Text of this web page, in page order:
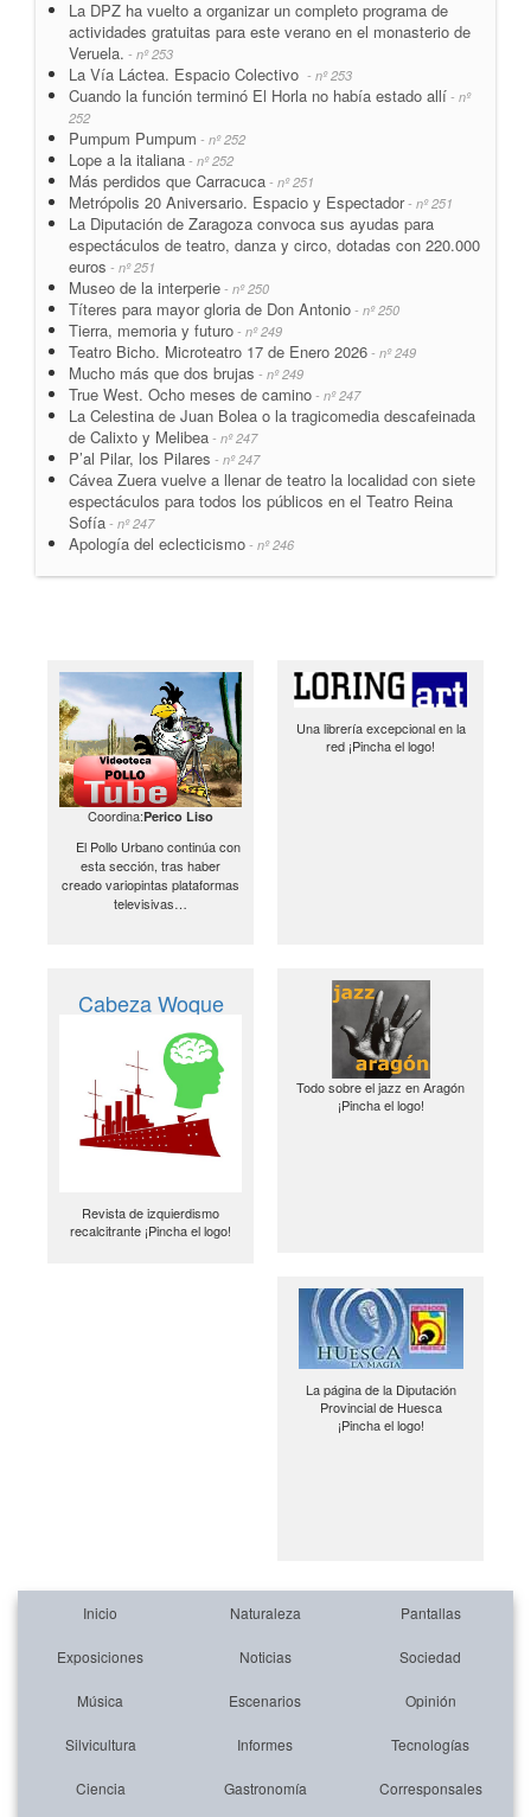
La DPZ ha vuelto a organizar un completo programa de
actividades gratuitas para este verano en el monasterio de
Veruela. - nº 253
La Vía Láctea. Espacio Colectivo - nº 253
Cuando la función terminó El Horla no había estado allí - nº
252
Pumpum Pumpum - nº 252
Lope a la italiana - nº 252
Más perdidos que Carracuca - nº 251
Metrópolis 20 Aniversario. Espacio y Espectador- nº 251
La Diputación de Zaragoza convoca sus ayudas para
espectáculos de teatro, danza y circo, dotadas con 220.000
euros - nº 251
Museo de la interperie - nº 250
Títeres para mayor gloria de Don Antonio - nº 250
Tierra, memoria y futuro - nº 249
Teatro Bicho. Microteatro 17 de Enero 2026 - nº 249
Mucho más que dos brujas - nº 249
True West. Ocho meses de camino - nº 247
La Celestina de Juan Bolea o la tragicomedia descafeinada
de Calixto y Melibea - nº 247
P’al Pilar, los Pilares - nº 247
Cávea Zuera vuelve a llenar de teatro la localidad con siete
espectáculos para todos los públicos en el Teatro Reina
Sofía - nº 247
Apología del eclecticismo - nº 246
Coordina:Perico Liso
El Pollo Urbano continúa con
esta sección, tras haber
creado variopintas plataformas
televisivas…
Una librería excepcional en la
red ¡Pincha el logo!
Cabeza Woque
Revista de izquierdismo
recalcitrante ¡Pincha el logo!
Todo sobre el jazz en Aragón
¡Pincha el logo!
La página de la Diputación
Provincial de Huesca
¡Pincha el logo!
Inicio Naturaleza Pantallas
Exposiciones Noticias Sociedad
Música Escenarios Opinión
Silvicultura Informes Tecnologías
Ciencia Gastronomía Corresponsales